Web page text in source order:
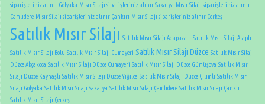
siparişleriniz alınır Gölyaka Mısır Silajı siparişleriniz alınır Sakarya Mısır Silajı siparişleriniz alınır
Çamlıdere Mısır Silajı siparişleriniz alınır Çankırı Mısır Silajı siparişleriniz alınır Çerkeş
Satılık Mısır Silajı Satılık Mısır Silajı Adapazarı Satılık Mısır Silajı Alaplı
Satılık Mısır Silajı Bolu Satılık Mısır Silajı Cumayeri Satılık Mısır Silajı Düzce Satılık Mısır Silajı
Düzce Akçakoca Satılık Mısır Silajı Düzce Cumayeri Satılık Mısır Silajı Düzce Gümüşova Satılık Mısır
Silajı Düzce Kaynaşlı Satılık Mısır Silajı Düzce Yığılca Satılık Mısır Silajı Düzce Çilimli Satılık Mısır
Silajı Gölyaka Satılık Mısır Silajı Sakarya Satılık Mısır Silajı Çamlıdere Satılık Mısır Silajı Çankırı
Satılık Mısır Silajı Çerkeş